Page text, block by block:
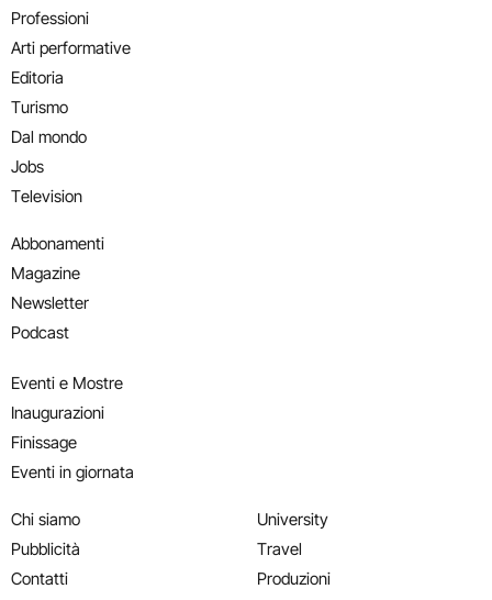
Professioni
Arti performative
Editoria
Turismo
Dal mondo
Jobs
Television
Abbonamenti
Magazine
Newsletter
Podcast
Eventi e Mostre
Inaugurazioni
Finissage
Eventi in giornata
Chi siamo
Pubblicità
Contatti
University
Travel
Produzioni